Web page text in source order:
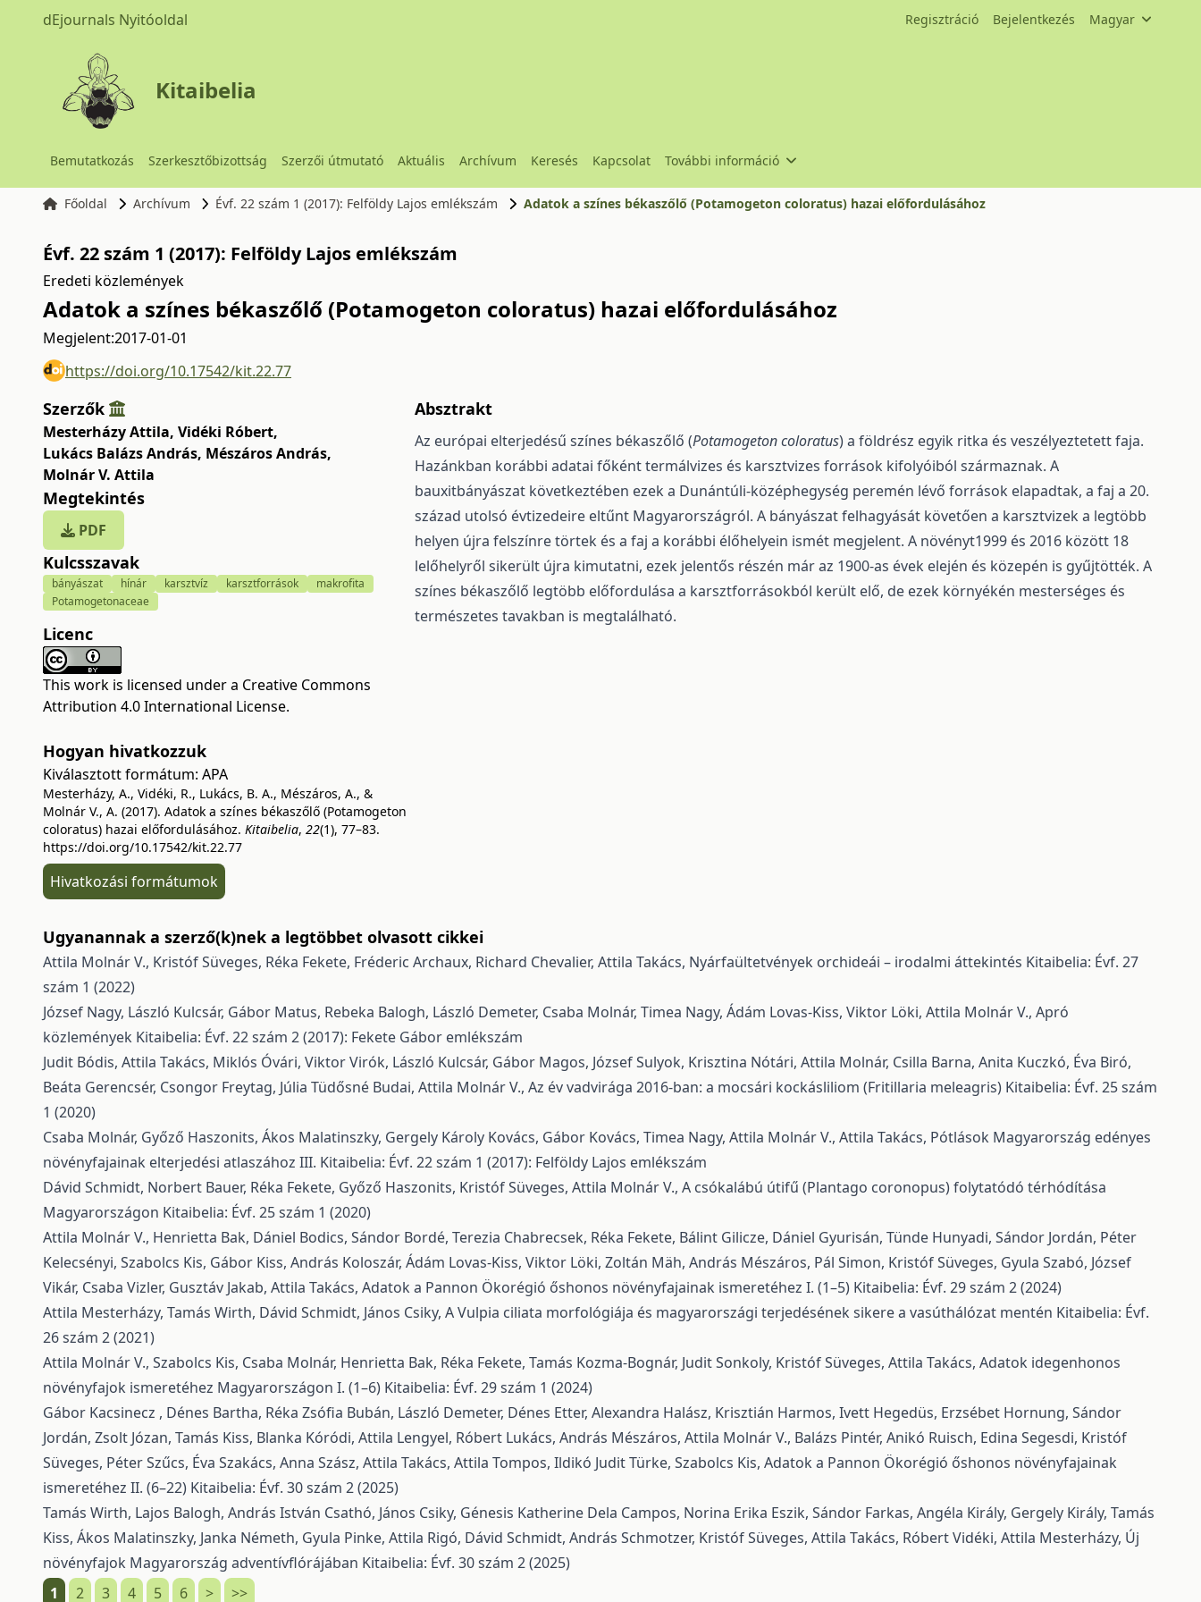
dEjournals Nyitóoldal Regisztráció Bejelentkezés Magyar
Kitaibelia
Bemutatkozás Szerkesztőbizottság Szerzői útmutató Aktuális Archívum Keresés Kapcsolat További információ
Főoldal Archívum Évf. 22 szám 1 (2017): Felföldy Lajos emlékszám Adatok a színes békaszőlő (Potamogeton coloratus) hazai előfordulásához
Évf. 22 szám 1 (2017): Felföldy Lajos emlékszám
Eredeti közlemények
Adatok a színes békaszőlő (Potamogeton coloratus) hazai előfordulásához
Megjelent:2017-01-01
https://doi.org/10.17542/kit.22.77
Szerzők
Mesterházy Attila, Vidéki Róbert,
Lukács Balázs András, Mészáros András,
Molnár V. Attila
Megtekintés
PDF
Kulcsszavak
bányászat hínár karsztvíz karsztforrások
makrofita
Potamogetonaceae
Licenc
This work is licensed under a Creative Commons
Attribution 4.0 International License.
Hogyan hivatkozzuk
Kiválasztott formátum: APA
Mesterházy, A., Vidéki, R., Lukács, B. A., Mészáros, A., &
Molnár V., A. (2017). Adatok a színes békaszőlő (Potamogeton
coloratus) hazai előfordulásához. Kitaibelia, 22(1), 77–83.
https://doi.org/10.17542/kit.22.77
Hivatkozási formátumok
Absztrakt
Az európai elterjedésű színes békaszőlő (Potamogeton coloratus) a földrész egyik ritka és veszélyeztetett faja.
Hazánkban korábbi adatai főként termálvizes és karsztvizes források kifolyóiból származnak. A
bauxitbányászat következtében ezek a Dunántúli-középhegység peremén lévő források elapadtak, a faj a 20.
század utolsó évtizedeire eltűnt Magyarországról. A bányászat felhagyását követően a karsztvizek a legtöbb
helyen újra felszínre törtek és a faj a korábbi élőhelyein ismét megjelent. A növényt1999 és 2016 között 18
lelőhelyről sikerült újra kimutatni, ezek jelentős részén már az 1900-as évek elején és közepén is gyűjtötték. A
színes békaszőlő legtöbb előfordulása a karsztforrásokból került elő, de ezek környékén mesterséges és
természetes tavakban is megtalálható.
Ugyanannak a szerző(k)nek a legtöbbet olvasott cikkei
Attila Molnár V., Kristóf Süveges, Réka Fekete, Fréderic Archaux, Richard Chevalier, Attila Takács, Nyárfaültetvények orchideái – irodalmi áttekintés Kitaibelia: Évf. 27
szám 1 (2022)
József Nagy, László Kulcsár, Gábor Matus, Rebeka Balogh, László Demeter, Csaba Molnár, Timea Nagy, Ádám Lovas-Kiss, Viktor Löki, Attila Molnár V., Apró
közlemények Kitaibelia: Évf. 22 szám 2 (2017): Fekete Gábor emlékszám
Judit Bódis, Attila Takács, Miklós Óvári, Viktor Virók, László Kulcsár, Gábor Magos, József Sulyok, Krisztina Nótári, Attila Molnár, Csilla Barna, Anita Kuczkó, Éva Biró,
Beáta Gerencsér, Csongor Freytag, Júlia Tüdősné Budai, Attila Molnár V., Az év vadvirága 2016-ban: a mocsári kockásliliom (Fritillaria meleagris) Kitaibelia: Évf. 25 szám
1 (2020)
Csaba Molnár, Győző Haszonits, Ákos Malatinszky, Gergely Károly Kovács, Gábor Kovács, Timea Nagy, Attila Molnár V., Attila Takács, Pótlások Magyarország edényes
növényfajainak elterjedési atlaszához III. Kitaibelia: Évf. 22 szám 1 (2017): Felföldy Lajos emlékszám
Dávid Schmidt, Norbert Bauer, Réka Fekete, Győző Haszonits, Kristóf Süveges, Attila Molnár V., A csókalábú útifű (Plantago coronopus) folytatódó térhódítása
Magyarországon Kitaibelia: Évf. 25 szám 1 (2020)
Attila Molnár V., Henrietta Bak, Dániel Bodics, Sándor Bordé, Terezia Chabrecsek, Réka Fekete, Bálint Gilicze, Dániel Gyurisán, Tünde Hunyadi, Sándor Jordán, Péter
Kelecsényi, Szabolcs Kis, Gábor Kiss, András Koloszár, Ádám Lovas-Kiss, Viktor Löki, Zoltán Mäh, András Mészáros, Pál Simon, Kristóf Süveges, Gyula Szabó, József
Vikár, Csaba Vizler, Gusztáv Jakab, Attila Takács, Adatok a Pannon Ökorégió őshonos növényfajainak ismeretéhez I. (1–5) Kitaibelia: Évf. 29 szám 2 (2024)
Attila Mesterházy, Tamás Wirth, Dávid Schmidt, János Csiky, A Vulpia ciliata morfológiája és magyarországi terjedésének sikere a vasúthálózat mentén Kitaibelia: Évf.
26 szám 2 (2021)
Attila Molnár V., Szabolcs Kis, Csaba Molnár, Henrietta Bak, Réka Fekete, Tamás Kozma-Bognár, Judit Sonkoly, Kristóf Süveges, Attila Takács, Adatok idegenhonos
növényfajok ismeretéhez Magyarországon I. (1–6) Kitaibelia: Évf. 29 szám 1 (2024)
Gábor Kacsinecz , Dénes Bartha, Réka Zsófia Bubán, László Demeter, Dénes Etter, Alexandra Halász, Krisztián Harmos, Ivett Hegedüs, Erzsébet Hornung, Sándor
Jordán, Zsolt Józan, Tamás Kiss, Blanka Kóródi, Attila Lengyel, Róbert Lukács, András Mészáros, Attila Molnár V., Balázs Pintér, Anikó Ruisch, Edina Segesdi, Kristóf
Süveges, Péter Szűcs, Éva Szakács, Anna Szász, Attila Takács, Attila Tompos, Ildikó Judit Türke, Szabolcs Kis, Adatok a Pannon Ökorégió őshonos növényfajainak
ismeretéhez II. (6–22) Kitaibelia: Évf. 30 szám 2 (2025)
Tamás Wirth, Lajos Balogh, András István Csathó, János Csiky, Génesis Katherine Dela Campos, Norina Erika Eszik, Sándor Farkas, Angéla Király, Gergely Király, Tamás
Kiss, Ákos Malatinszky, Janka Németh, Gyula Pinke, Attila Rigó, Dávid Schmidt, András Schmotzer, Kristóf Süveges, Attila Takács, Róbert Vidéki, Attila Mesterházy, Új
növényfajok Magyarország adventívflórájában Kitaibelia: Évf. 30 szám 2 (2025)
1
2 3 4 5 6 > >>